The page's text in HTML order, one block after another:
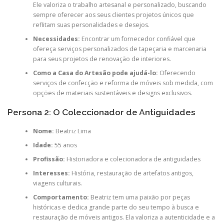
Ele valoriza o trabalho artesanal e personalizado, buscando
sempre oferecer aos seus clientes projetos únicos que
reflitam suas personalidades e desejos.
Necessidades: Encontrar um fornecedor confiável que
ofereça serviços personalizados de tapeçaria e marcenaria
para seus projetos de renovação de interiores.
Como a Casa do Artesão pode ajudá-lo: Oferecendo
serviços de confecção e reforma de móveis sob medida, com
opções de materiais sustentáveis e designs exclusivos.
Persona 2: O Coleccionador de Antiguidades
Nome: Beatriz Lima
Idade: 55 anos
Profissão: Historiadora e colecionadora de antiguidades
Interesses: História, restauração de artefatos antigos,
viagens culturais.
Comportamento: Beatriz tem uma paixão por peças
históricas e dedica grande parte do seu tempo à busca e
restauração de móveis antigos. Ela valoriza a autenticidade e a